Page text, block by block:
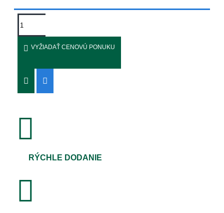
VYŽIADAŤ CENOVÚ PONUKU
RÝCHLE DODANIE